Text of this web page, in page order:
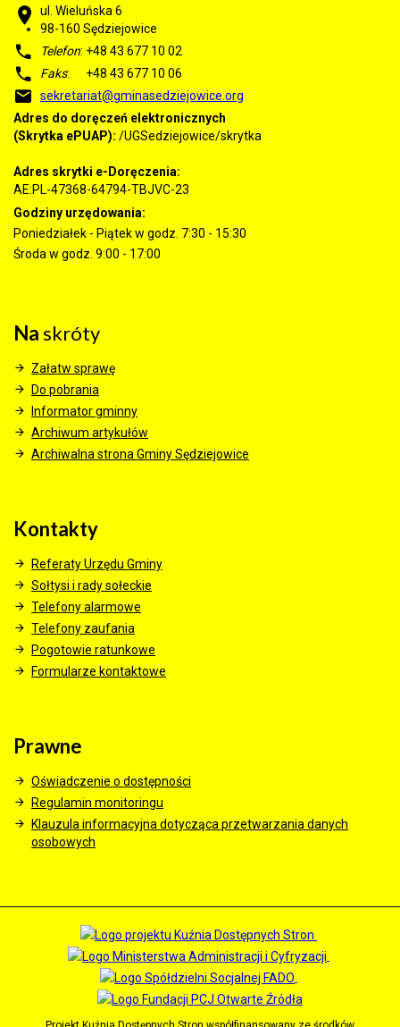
ul. Wieluńska 6
98-160 Sędziejowice
Telefon: +48 43 677 10 02
Faks: +48 43 677 10 06
sekretariat@gminasedziejowice.org
Adres do doręczeń elektronicznych
(Skrytka ePUAP): /UGSedziejowice/skrytka
Adres skrytki e-Doręczenia:
AE:PL-47368-64794-TBJVC-23
Godziny urzędowania:
Poniedziałek - Piątek w godz. 7:30 - 15:30
Środa w godz. 9:00 - 17:00
Naskróty
Załatw sprawę
Do pobrania
Informator gminny
Archiwum artykułów
Archiwalna strona Gminy Sędziejowice
Kontakty
Referaty Urzędu Gminy
Sołtysi i rady sołeckie
Telefony alarmowe
Telefony zaufania
Pogotowie ratunkowe
Formularze kontaktowe
Prawne
Oświadczenie o dostępności
Regulamin monitoringu
Klauzula informacyjna dotycząca przetwarzania danych
osobowych